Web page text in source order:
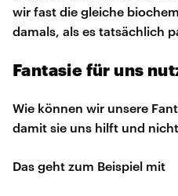
wir fast die gleiche
damals, als es tatsächlich
Fantasie für uns
Wie können wir unsere
damit sie uns hilft und
Das geht zum Beispiel mit